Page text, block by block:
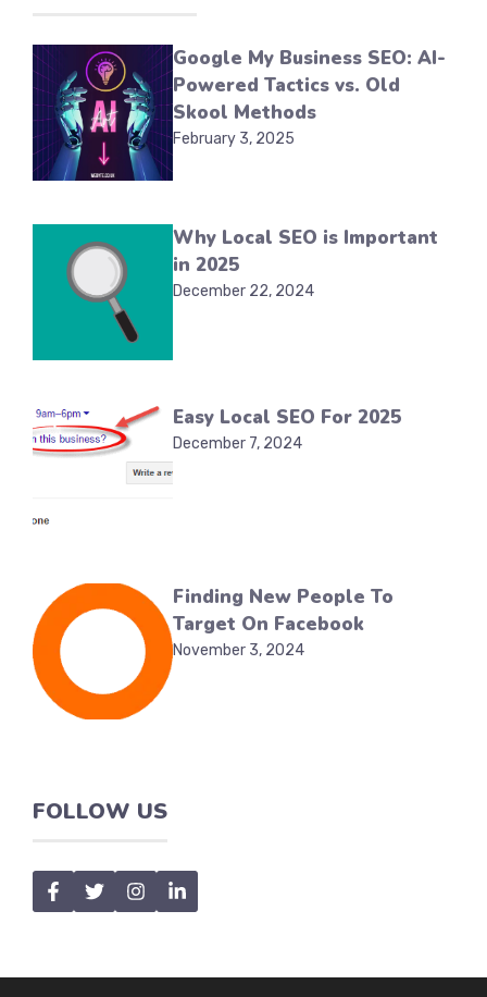
Google My Business SEO: AI-
Powered Tactics vs. Old
Skool Methods
February 3, 2025
Why Local SEO is Important
in 2025
December 22, 2024
Easy Local SEO For 2025
December 7, 2024
Finding New People To
Target On Facebook
November 3, 2024
FOLLOW US